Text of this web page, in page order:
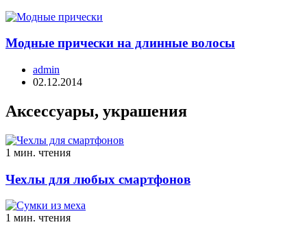
Модные прически на длинные волосы
admin
02.12.2014
Аксессуары, украшения
1 мин. чтения
Чехлы для любых смартфонов
1 мин. чтения